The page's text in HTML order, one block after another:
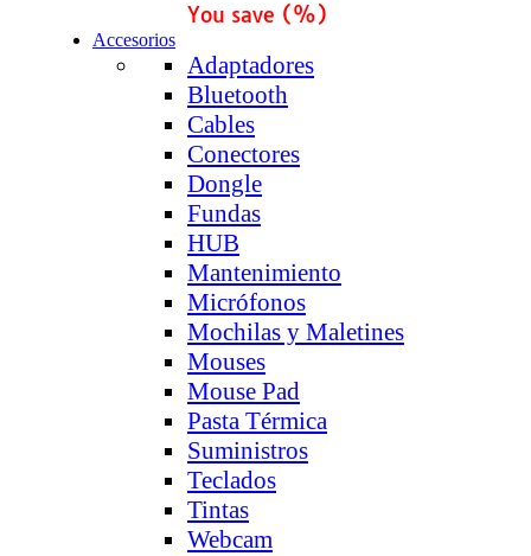
You save (%)
Accesorios
Adaptadores
Bluetooth
Cables
Conectores
Dongle
Fundas
HUB
Mantenimiento
Micrófonos
Mochilas y Maletines
Mouses
Mouse Pad
Pasta Térmica
Suministros
Teclados
Tintas
Webcam